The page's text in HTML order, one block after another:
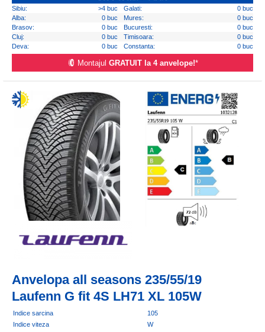
Sibiu: >4 buc Galati:
0 buc
Alba:
0 buc Mures:
0 buc
Brasov:
0 buc Bucuresti:
0 buc
Cluj:
0 buc Timisoara:
0 buc
Deva:
0 buc Constanta: 0 buc
Montajul GRATUIT la 4 anvelope!*
Anvelopa all seasons 235/55/19
Laufenn G fit 4S LH71 XL 105W
Indice sarcina
105
Indice viteza
W